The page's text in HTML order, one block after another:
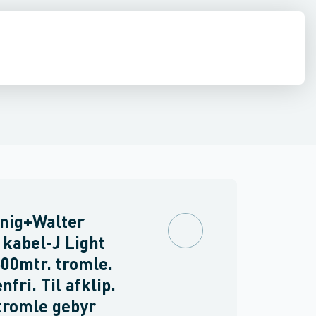
materiel
kabel-J Light
tromle.
Til afklip.
gebyr